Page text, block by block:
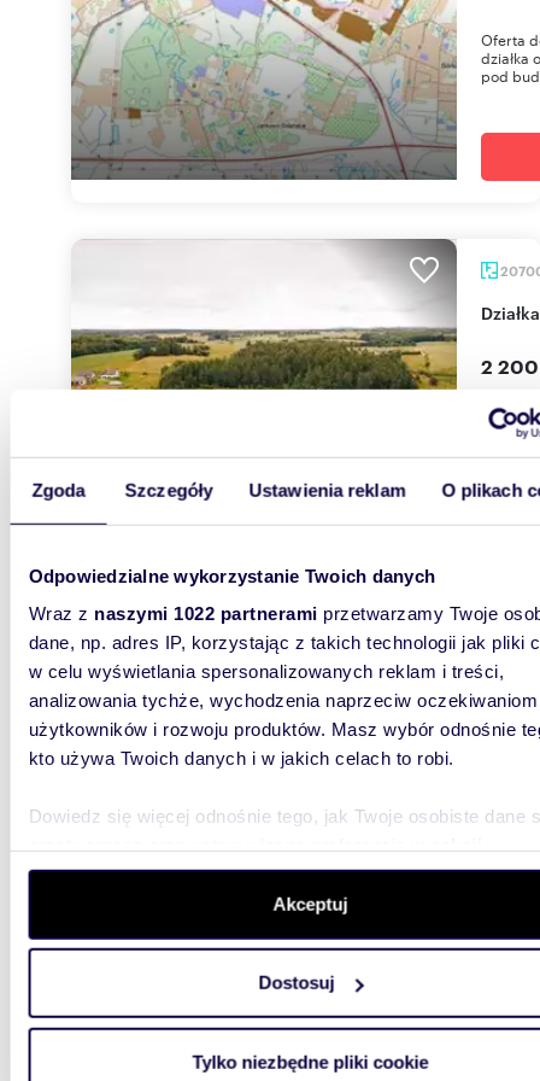
Zgoda Szczegóły Ustawienia reklam O plikach
Odpowiedzialne wykorzystanie Twoich danych
Wraz z naszymi 1022 partnerami przetwarzamy Twoje
dane, np. adres IP, korzystając z takich technologii jak pliki
w celu wyświetlania spersonalizowanych reklam i treści,
analizowania tychże, wychodzenia naprzeciw oczekiwaniom
użytkowników i rozwoju produktów. Masz wybór odnośnie
kto używa Twoich danych i w jakich celach to robi.
Dowiedz się więcej odnośnie tego, jak Twoje osobiste dane
szczegółów. W Deklaracji plików cookie możesz zmienić
wycofać swoją zgodę w dowolnej chwili.
aby oferować funkcje społecznościowe i analizować ruch w
witrynie. Informacje o tym, jak korzystasz z naszej witryny,
analitycznym. Partnerzy mogą połączyć te informacje z
Akceptuj
Dostosuj
Tylko niezbędne pliki cookie
Oferta
działka
pod
2
Oferta,
742
Działka 742 m² w Górnym Sopocie z dwoma
3